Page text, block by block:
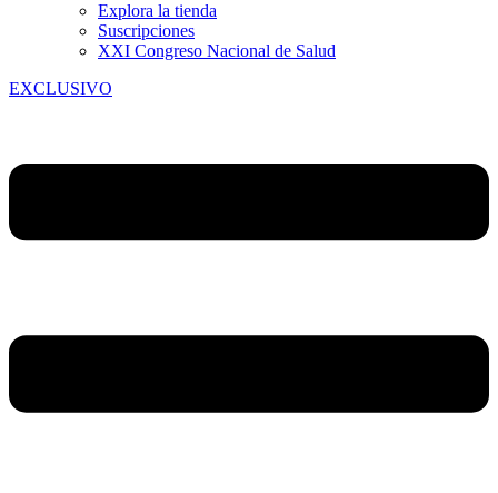
Explora la tienda
Suscripciones
XXI Congreso Nacional de Salud
EXCLUSIVO